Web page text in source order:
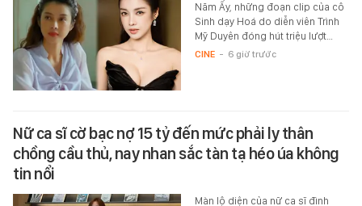
Năm Ấy, những đoạn clip của cô
Sinh dạy Hoá do diễn viên Trình
Mỹ Duyên đóng hút triệu lượt…
CINE - 6 giờ trước
Nữ ca sĩ cờ bạc nợ 15 tỷ đến mức phải ly thân
chồng cầu thủ, nay nhan sắc tàn tạ héo úa không
tin nổi
Màn lộ diện của nữ ca sĩ đình